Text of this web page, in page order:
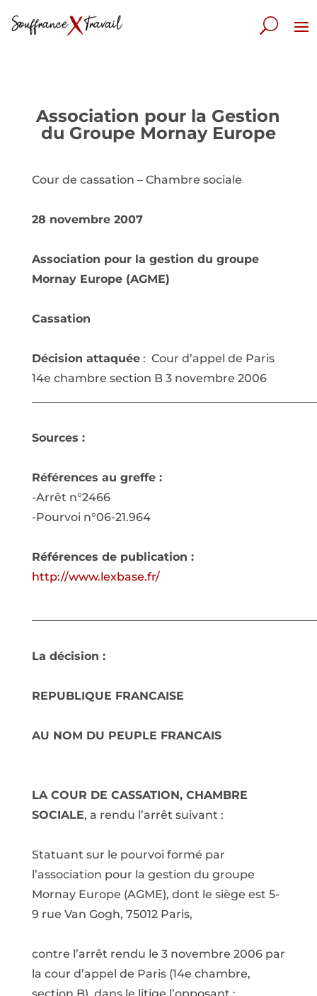
Association pour la Gestion
du Groupe Mornay Europe
Cour de cassation – Chambre sociale
28 novembre 2007
Association pour la gestion du groupe
Mornay Europe (AGME)
Cassation
Décision attaquée: Cour d’appel de Paris
14e chambre section B 3 novembre 2006
Sources :
Références au greffe :
-Arrêt n°2466
-Pourvoi n°06-21.964
Références de publication :
http://www.lexbase.fr/
La décision :
REPUBLIQUE FRANCAISE
AU NOM DU PEUPLE FRANCAIS
LA COUR DE CASSATION, CHAMBRE
SOCIALE, a rendu l’arrêt suivant :
Statuant sur le pourvoi formé par
l’association pour la gestion du groupe
Mornay Europe (AGME), dont le siège est 5-
9 rue Van Gogh, 75012 Paris,
contre l’arrêt rendu le 3 novembre 2006 par
la cour d’appel de Paris (14e chambre,